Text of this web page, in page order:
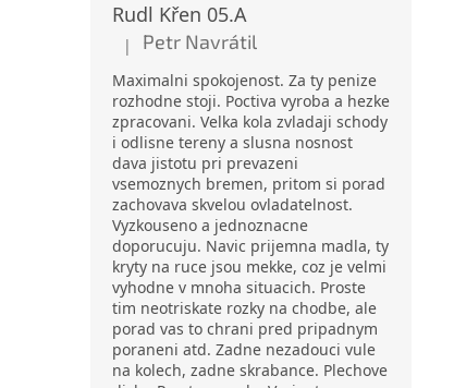
Rudl Křen 05.A
Hodnocení produktu je 5 z 5 hvězdiček.
| Petr Navrátil
Maximalni spokojenost. Za ty penize
rozhodne stoji. Poctiva vyroba a hezke
zpracovani. Velka kola zvladaji schody
i odlisne tereny a slusna nosnost
dava jistotu pri prevazeni
vsemoznych bremen, pritom si porad
zachovava skvelou ovladatelnost.
Vyzkouseno a jednoznacne
doporucuju. Navic prijemna madla, ty
kryty na ruce jsou mekke, coz je velmi
vyhodne v mnoha situacich. Proste
tim neotriskate rozky na chodbe, ale
porad vas to chrani pred pripadnym
poraneni atd. Zadne nezadouci vule
na kolech, zadne skrabance. Plechove